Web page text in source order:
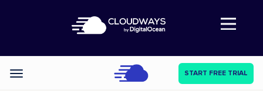
Abre a navegação
Categories START FREE TRIAL